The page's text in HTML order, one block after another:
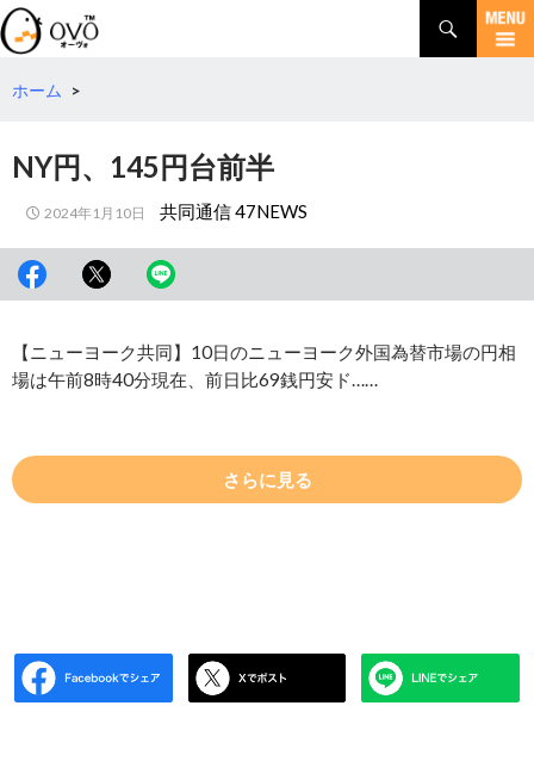
検
索
コ
テホーム >
NY円、145円台前半
2024年1月10日 共同通信 47NEWS
【ニューヨーク共同】10日のニューヨーク外国為替市場の円相
場は午前8時40分現在、前日比69銭円安ド……
さらに見る